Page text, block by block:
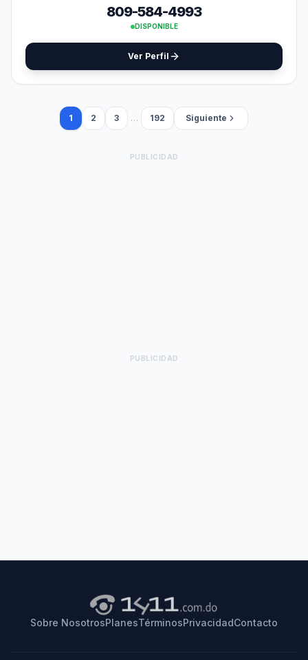
809-584-4993
DISPONIBLE
Ver Perfil
1 2 3 … 192 Siguiente
PUBLICIDAD
PUBLICIDAD
Sobre NosotrosPlanesTérminosPrivacidadContacto